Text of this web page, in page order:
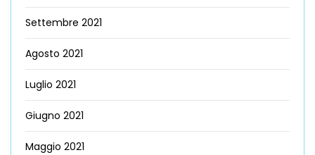
Settembre 2021
Agosto 2021
Luglio 2021
Giugno 2021
Maggio 2021